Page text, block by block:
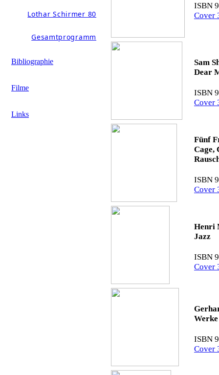
Lothar Schirmer 80
Gesamtprogramm
Bibliographie
Filme
Links
ISBN
Cover
Sam
Dear
ISBN
Cover
Fünf
Cage,
ISBN
Cover
Henri
Jazz
ISBN
Cover
ISBN
Cover